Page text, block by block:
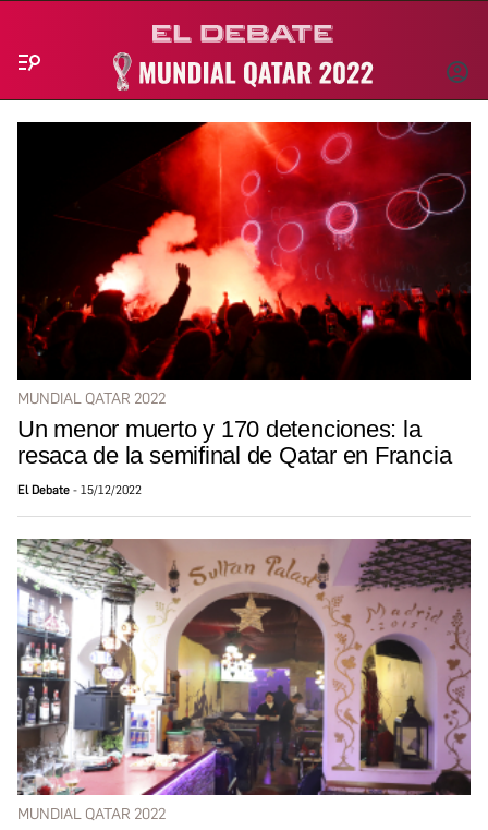
INICIAR
MUNDIAL QATAR 2022
Un menor muerto y 170 detenciones: la
resaca de la semifinal de Qatar en Francia
El Debate 15/12/2022
MUNDIAL QATAR 2022